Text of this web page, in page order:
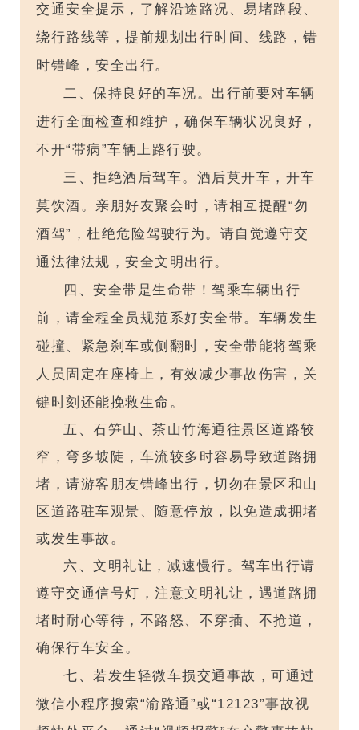
交通安全提示，了解沿途路况、易堵路段、
绕行路线等，提前规划出行时间、线路，错
时错峰，安全出行。
二、保持良好的车况。出行前要对车辆
进行全面检查和维护，确保车辆状况良好，
不开“带病”车辆上路行驶。
三、拒绝酒后驾车。酒后莫开车，开车
莫饮酒。 亲朋好友聚会时，请相互提醒“勿
酒驾”，杜绝危险驾驶行为。请自觉遵守交
通法律法规，安全文明出行。
四、安全带是生命带！驾乘车辆出行
前，请全程全员规范系好安全带。车辆发生
碰撞、紧急刹车或侧翻时，安全带能将驾乘
人员固定在座椅上，有效减少事故伤害，关
键时刻还能挽救生命。
五、石笋山、茶山竹海通往景区道路较
窄，弯多坡陡，车流较多时容易导致道路拥
堵，请游客朋友错峰出行，切勿在景区和山
区道路驻车观景、随意停放，以免造成拥堵
或发生事故。
六、文明礼让，减速慢行。驾车出行请
遵守交通信号灯，注意文明礼让，遇道路拥
堵时耐心等待，不路怒、不穿插、不抢道，
确保行车安全。
七、若发生轻微车损交通事故，可通过
微信小程序搜索“渝路通”或“12123”事故视